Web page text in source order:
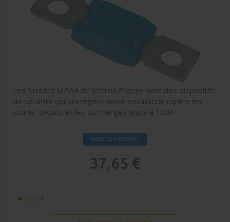
Les fusibles MEGA de Victron Energy sont des dispositifs
de sécurité qui protègent votre installation contre les
courts-circuits et les surcharges jusqu'à 100A.
VOIR LE PRODUIT
37,65 €
En stock